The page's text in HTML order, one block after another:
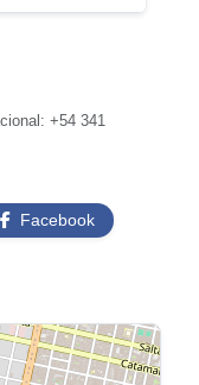
+54 341
Facebook